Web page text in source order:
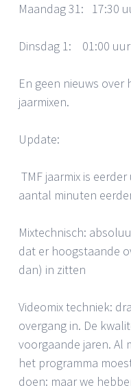
Maandag 31: 17:30
Dinsdag 1: 01:00 uur
En geen nieuws
jaarmixen.
Update:
TMF jaarmix is
aantal minuten
Mixtechnisch:
dat er hoogstaande
dan) in zitten
Videomix techniek:
overgang in. De
voorgaande jaren. Al
het programma
doen: maar we